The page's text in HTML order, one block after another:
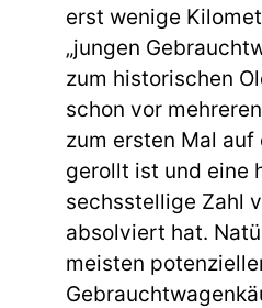
erst wenige
„jungen
zum historischen
schon vor
zum ersten Mal auf
gerollt ist und eine
sechsstellige Zahl
absolviert hat.
meisten